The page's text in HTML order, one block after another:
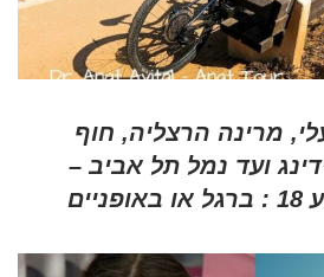
מרינה הרצליה, חוף
ועד נמל תל אביב –